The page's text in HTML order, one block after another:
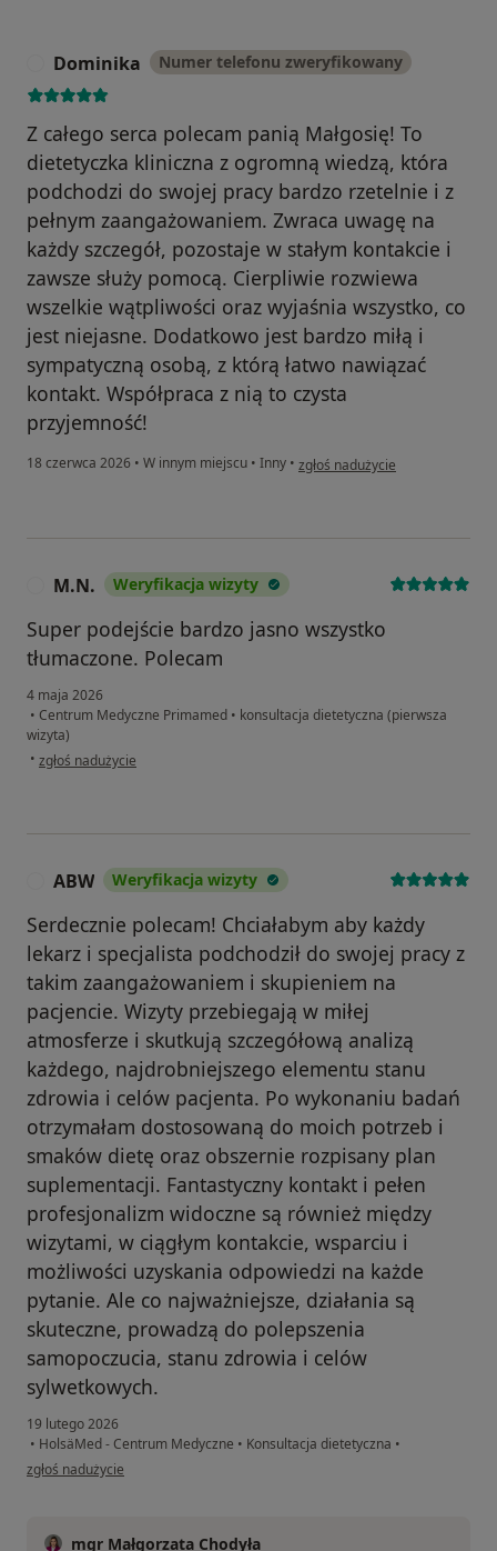
Dominika Numer telefonu zweryfikowany
Z całego serca polecam panią Małgosię! To
dietetyczka kliniczna z ogromną wiedzą, która
podchodzi do swojej pracy bardzo rzetelnie i z
pełnym zaangażowaniem. Zwraca uwagę na
każdy szczegół, pozostaje w stałym kontakcie i
zawsze służy pomocą. Cierpliwie rozwiewa
wszelkie wątpliwości oraz wyjaśnia wszystko, co
jest niejasne. Dodatkowo jest bardzo miłą i
sympatyczną osobą, z którą łatwo nawiązać
kontakt. Współpraca z nią to czysta
przyjemność!
18 czerwca 2026 • W innym miejscu • Inny • w opinii użytkownika Dominika
zgłoś nadużycie
M.N. Weryfikacja wizyty
Super podejście bardzo jasno wszystko
tłumaczone. Polecam
4 maja 2026
• Centrum Medyczne Primamed • konsultacja dietetyczna (pierwsza
wizyta)
• w opinii użytkownika M.N.
zgłoś nadużycie
ABW Weryfikacja wizyty
Serdecznie polecam! Chciałabym aby każdy
lekarz i specjalista podchodził do swojej pracy z
takim zaangażowaniem i skupieniem na
pacjencie. Wizyty przebiegają w miłej
atmosferze i skutkują szczegółową analizą
każdego, najdrobniejszego elementu stanu
zdrowia i celów pacjenta. Po wykonaniu badań
otrzymałam dostosowaną do moich potrzeb i
smaków dietę oraz obszernie rozpisany plan
suplementacji. Fantastyczny kontakt i pełen
profesjonalizm widoczne są również między
wizytami, w ciągłym kontakcie, wsparciu i
możliwości uzyskania odpowiedzi na każde
pytanie. Ale co najważniejsze, działania są
skuteczne, prowadzą do polepszenia
samopoczucia, stanu zdrowia i celów
sylwetkowych.
19 lutego 2026
• HolsäMed - Centrum Medyczne • Konsultacja dietetyczna •
w opinii użytkownika ABW
zgłoś nadużycie
mgr Małgorzata Chodyła